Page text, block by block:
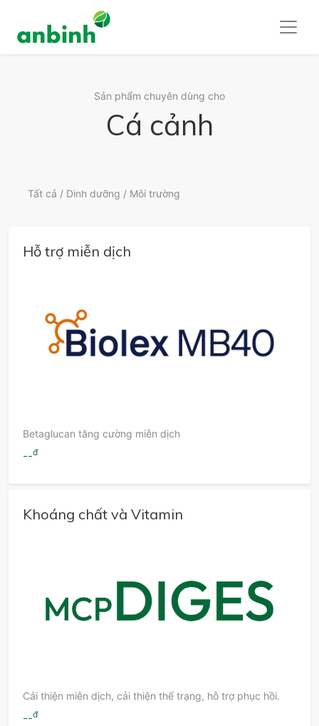
Sản phẩm chuyên dùng cho
Cá cảnh
Tất cả / Dinh dưỡng / Môi trường
Hỗ trợ miễn dịch
Betaglucan tăng cường miễn dịch
--đ
Khoáng chất và Vitamin
Cải thiện miễn dịch, cải thiện thể trạng, hỗ trợ phục hồi.
--đ